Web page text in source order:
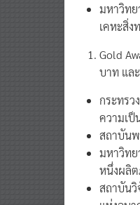
มหาวิทย
เคหะสิ่ง
Gold
บาท แล
กระทรว
ความเป็
สถาบันพ
มหาวิทย
หนึ่งผลิต
สถาบันวิ